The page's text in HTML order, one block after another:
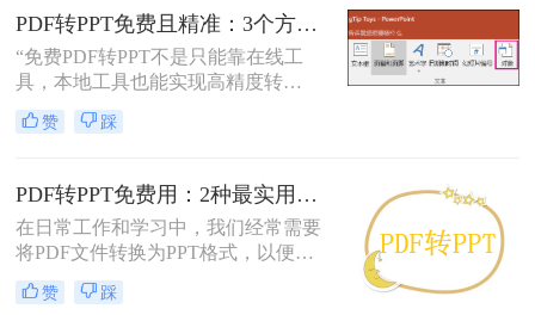
ppt文档呢？本文将介绍三种常用的
PDF转PPT的方法，帮助您轻松完成
PDF到PPT的转换。
PDF转PPT免费且精准：3个方法的转换精度和避坑指南！
“免费PDF转PPT不是只能靠在线工
具，本地工具也能实现高精度转
换”在职场办公与自媒体创作中，将
PDF格式的报告、课件、素材转为可
需求。但多数人在寻找免费转换方法
时，要么遭遇操作繁琐的困境，要么
面临转换后格式错乱、信息丢失的问
题，甚至担心文件隐私泄露
赞 踩
PDF转PPT免费用：2种最实用的操作路径和避坑要点！
在日常工作和学习中，我们经常需要
将PDF文件转换为PPT格式，以便进
行演示或编辑。那么怎么把pdf转换成
ppt免费呢？本文将介绍两种免费将
赞 踩